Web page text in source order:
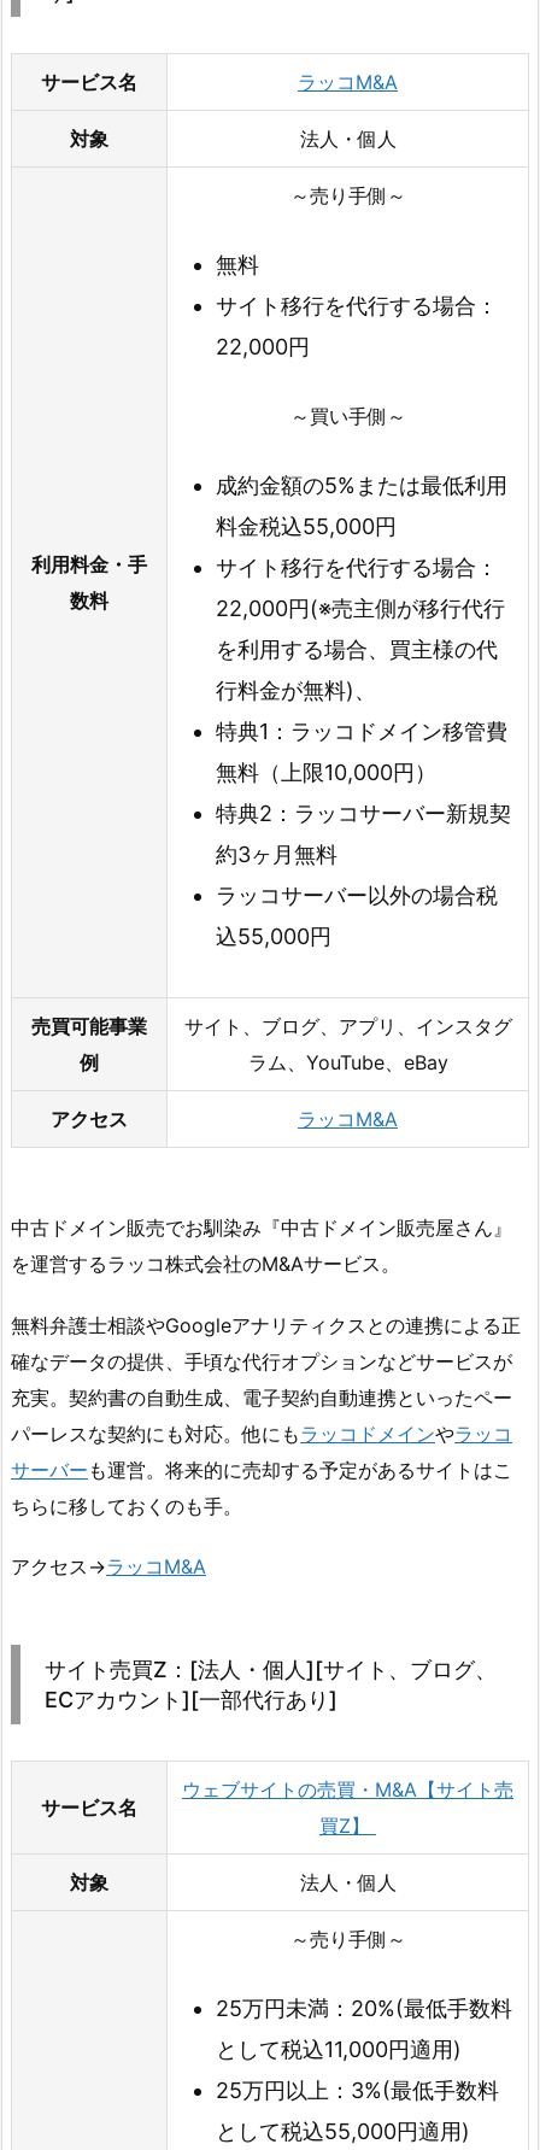
サービス名 ラッコM&A
対象 法人・個人
利用料金・手
数料
～売り手側～
無料
サイト移行を代行する場合：
22,000円
～買い手側～
成約金額の5%または最低利用
料金税込55,000円
サイト移行を代行する場合：
22,000円(※売主側が移行代行
を利用する場合、買主様の代
行料金が無料)、
特典1：ラッコドメイン移管費
無料（上限10,000円）
特典2：ラッコサーバー新規契
約3ヶ月無料
ラッコサーバー以外の場合税
込55,000円
売買可能事業
例
サイト、ブログ、アプリ、インスタグ
ラム、YouTube、eBay
アクセス ラッコM&A
中古ドメイン販売でお馴染み『中古ドメイン販売屋さん』
を運営するラッコ株式会社のM&Aサービス。
無料弁護士相談やGoogleアナリティクスとの連携による正
確なデータの提供、手頃な代行オプションなどサービスが
充実。契約書の自動生成、電子契約自動連携といったペー
パーレスな契約にも対応。他にもラッコドメインやラッコ
サーバー も運営。将来的に売却する予定があるサイトはこ
ちらに移しておくのも手。
アクセス→ラッコM&A
サイト売買Z：[法人・個人][サイト、ブログ、
ECアカウント][一部代行あり]
サービス名
ウェブサイトの売買・M&A【サイト売
買Z】
対象 法人・個人
～売り手側～
25万円未満：20%(最低手数料
として税込11,000円適用)
25万円以上：3%(最低手数料
として税込55,000円適用)